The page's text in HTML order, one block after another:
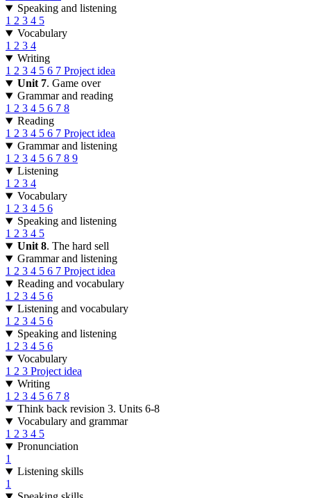
Speaking and listening
1 2 3 4 5
Vocabulary
1 2 3 4
Writing
1 2 3 4 5 6 7 Project idea
Unit 7. Game over
Grammar and reading
1 2 3 4 5 6 7 8
Reading
1 2 3 4 5 6 7 Project idea
Grammar and listening
1 2 3 4 5 6 7 8 9
Listening
1 2 3 4
Vocabulary
1 2 3 4 5 6
Speaking and listening
1 2 3 4 5
Unit 8. The hard sell
Grammar and listening
1 2 3 4 5 6 7 Project idea
Reading and vocabulary
1 2 3 4 5 6
Listening and vocabulary
1 2 3 4 5 6
Speaking and listening
1 2 3 4 5 6
Vocabulary
1 2 3 Project idea
Writing
1 2 3 4 5 6 7 8
Think back revision 3. Units 6-8
Vocabulary and grammar
1 2 3 4 5
Pronunciation
1
Listening skills
1